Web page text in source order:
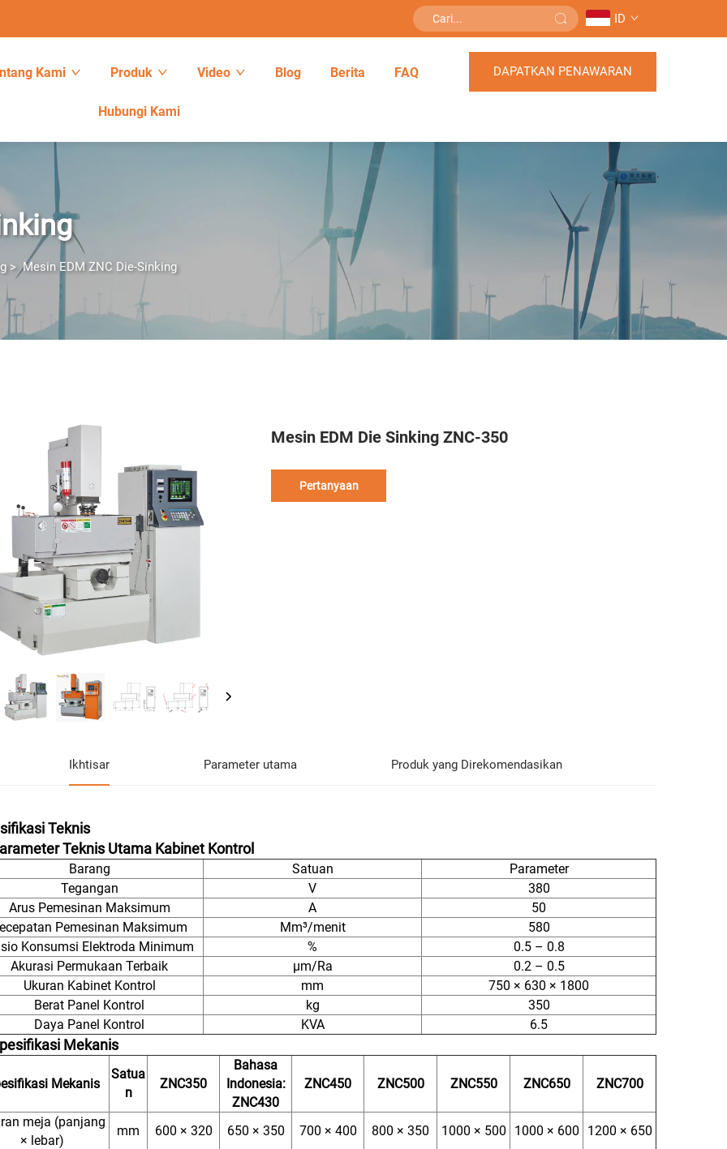
ID
Kami Produk Video Blog Berita FAQ
Hubungi Kami
DAPATKAN PENAWARAN
>Mesin EDM ZNC Die-Sinking
Mesin EDM Die Sinking ZNC-350
Pertanyaan
Ikhtisar Parameter utama Produk yang Direkomendasikan
Teknis
Teknis Utama Kabinet Kontrol
Barang Satuan
Parameter
Tegangan
V
380
Arus Pemesinan Maksimum
A
50
Pemesinan Maksimum
Mm³/menit
580
Konsumsi Elektroda Minimum
%
0.5 – 0.8
Akurasi Permukaan Terbaik
µm/Ra
0.2 – 0.5
Ukuran Kabinet Kontrol
mm
750 × 630 × 1800
Berat Panel Kontrol
kg
350
Daya Panel Kontrol
KVA 6.5
Mekanis
Mekanis
Satua
n
ZNC350
Bahasa
Indonesia:
ZNC430
ZNC450 ZNC500 ZNC550 ZNC650 ZNC700
meja (panjang
× lebar)
mm 600 × 320 650 × 350 700 × 400 800 × 350 1000 × 500 1000 × 600 1200 × 650